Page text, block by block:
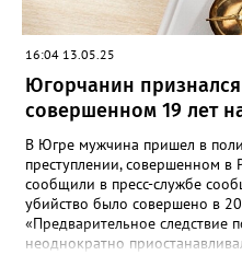
16:04 13.05.25
Югорчанин
совершенном 19 лет
В Югре мужчина пришел в
преступлении, совершенном
сообщили в пресс-службе
убийство было совершено в
«Предварительное следствие
неоднократно